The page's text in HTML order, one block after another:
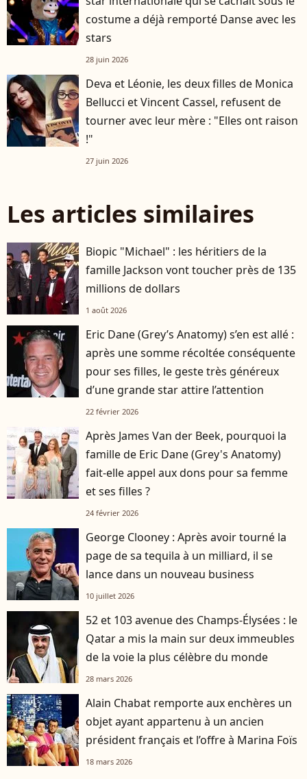
costume a déjà remporté Danse avec les
stars
28 juin 2026
Deva et Léonie, les deux filles de Monica
Bellucci et Vincent Cassel, refusent de
tourner avec leur mère : "Elles ont raison
!"
27 juin 2026
Les articles similaires
Biopic "Michael" : les héritiers de la
famille Jackson vont toucher près de 135
millions de dollars
1 août 2026
Eric Dane (Grey’s Anatomy) s’en est allé :
après une somme récoltée conséquente
pour ses filles, le geste très généreux
d’une grande star attire l’attention
22 février 2026
Après James Van der Beek, pourquoi la
famille de Eric Dane (Grey's Anatomy)
fait-elle appel aux dons pour sa femme
et ses filles ?
24 février 2026
George Clooney : Après avoir tourné la
page de sa tequila à un milliard, il se
lance dans un nouveau business
10 juillet 2026
52 et 103 avenue des Champs-Élysées : le
Qatar a mis la main sur deux immeubles
de la voie la plus célèbre du monde
28 mars 2026
Alain Chabat remporte aux enchères un
objet ayant appartenu à un ancien
président français et l’offre à Marina Foïs
18 mars 2026